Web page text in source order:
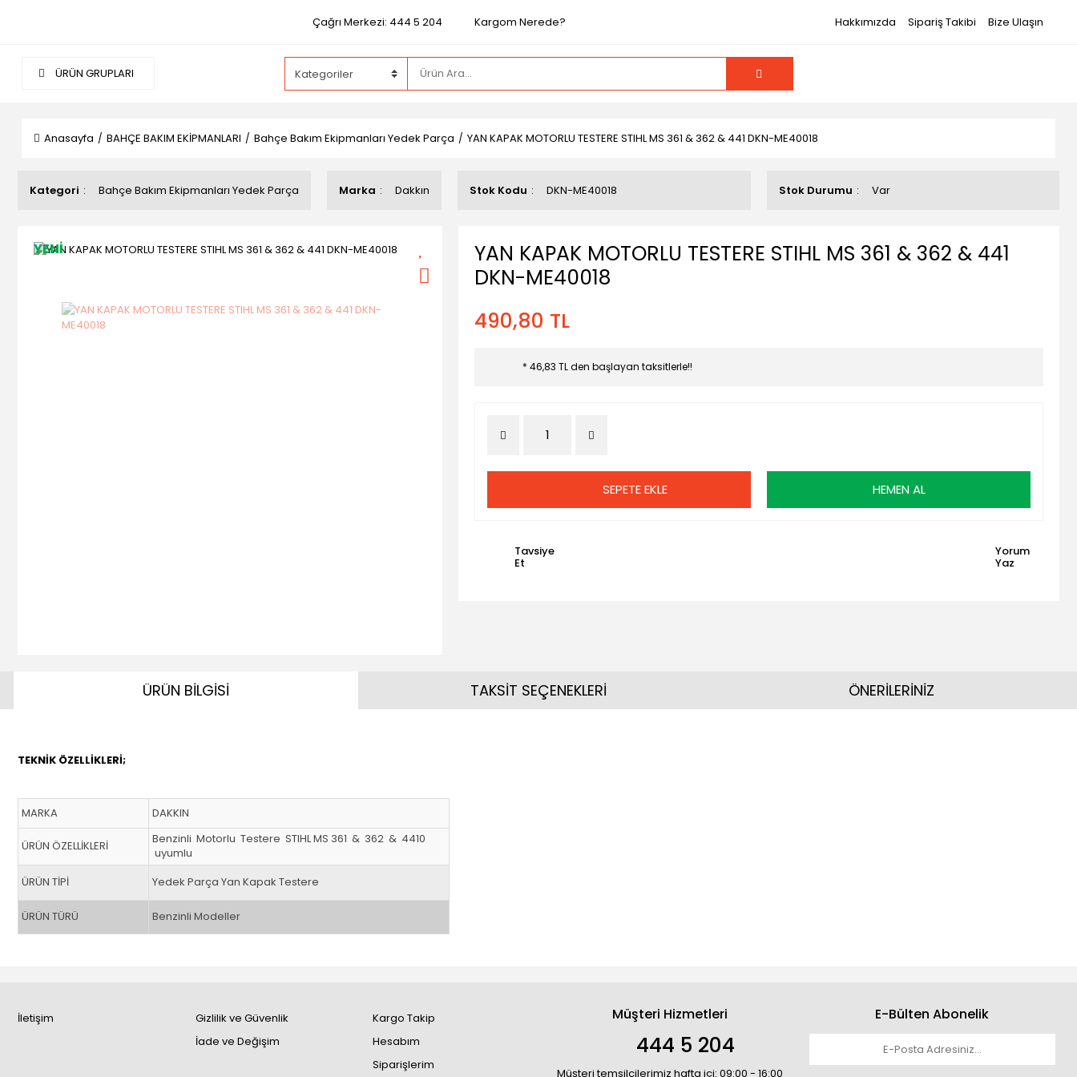
Çağrı Merkezi: 444 5 204 Kargom Nerede? Hakkımızda Sipariş Takibi Bize Ulaşın
ÜRÜN GRUPLARI
Anasayfa BAHÇE BAKIM EKİPMANLARI Bahçe Bakım Ekipmanları Yedek Parça YAN KAPAK MOTORLU TESTERE STIHL MS 361 & 362 & 441 DKN-ME40018
Kategori Bahçe Bakım Ekipmanları Yedek Parça Marka Dakkın Stok Kodu DKN-ME40018 Stok Durumu Var
YENİ
YAN KAPAK MOTORLU TESTERE STIHL MS 361 & 362 & 441
DKN-ME40018
490,80 TL
* 46,83 TL den başlayan taksitlerle!!
SEPETE EKLE HEMEN AL
Tavsiye
Et
Yorum
Yaz
ÜRÜN BİLGİSİ
TEKNİK ÖZELLİKLERİ;
MARKA DAKKIN
ÜRÜN ÖZELLİKLERİ
Benzinli Motorlu Testere STIHL MS 361 & 362 & 4410
uyumlu
ÜRÜN TİPİ
Yedek Parça Yan Kapak Testere
ÜRÜN TÜRÜ Benzinli Modeller
TAKSİT SEÇENEKLERİ ÖNERİLERİNİZ
İletişim
Gizlilik ve Güvenlik
İade ve Değişim
Kargo Takip
Hesabım
Siparişlerim
Müşteri Hizmetleri
444 5 204
Müşteri temsilcilerimiz hafta içi: 09:00 - 16:00
E-Bülten Abonelik